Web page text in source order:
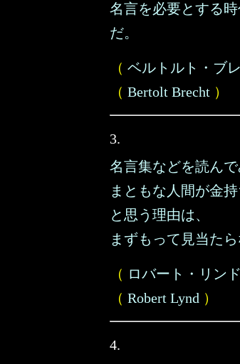
名言を必要とする
だ。
（ ベルトルト・ブ
（ Bertolt Brecht ）
3.
名言集などを読んで
まともな人間が金
と思う理由は、
まずもって見当たら
（ ロバート・リンド
（ Robert Lynd ）
4.